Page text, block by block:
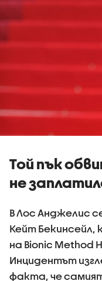
Той пък
не
В Лос Анджелис
Кейт
на Bionic Method
Инцидентът
факта, че